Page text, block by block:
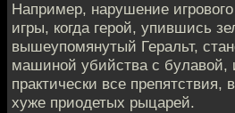
Например, нарушение
игры, когда герой, упившись
вышеупомянутый Геральт,
машиной убийства с
практически все препятствия,
хуже приодетых рыцарей.